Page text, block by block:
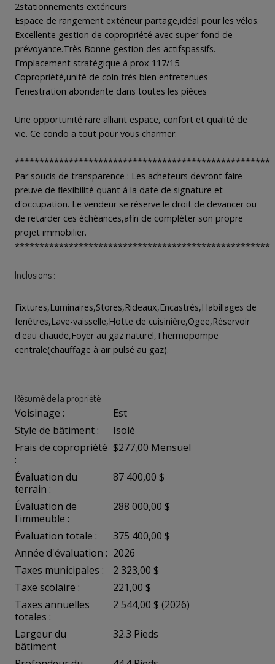
2stationnements extérieurs
Espace de rangement extérieur partage,idéal pour les vélos.
Excellente gestion de copropriété avec super fond de
prévoyance.Très Bonne gestion des actifspassifs.
Emplacement stratégique à prox 117/15.
Copropriété,unité de coin très bien entretenues
Fenestration abondante dans toutes les pièces
Une opportunité rare alliant espace, confort et qualité de
vie. Ce condo a tout pour vous charmer.
Par soucis de transparence : Les acheteurs devront faire
preuve de flexibilité quant à la date de signature et
d'occupation. Le vendeur se réserve le droit de devancer ou
de retarder ces échéances,afin de compléter son propre
projet immobilier.
Inclusions :
Fixtures,Luminaires,Stores,Rideaux,Encastrés,Habillages de
fenêtres,Lave-vaisselle,Hotte de cuisinière,Ogee,Réservoir
d'eau chaude,Foyer au gaz naturel,Thermopompe
centrale(chauffage à air pulsé au gaz).
Résumé de la propriété
Voisinage :
Est
Style de bâtiment :
Isolé
Frais de copropriété
:
$277,00 Mensuel
Évaluation du
terrain :
87 400,00 $
Évaluation de
l'immeuble :
288 000,00 $
Évaluation totale :
375 400,00 $
Année d'évaluation : 2026
Taxes municipales :
2 323,00 $
Taxe scolaire :
221,00 $
Taxes annuelles
totales :
2 544,00 $ (2026)
Largeur du
bâtiment
32.3 Pieds